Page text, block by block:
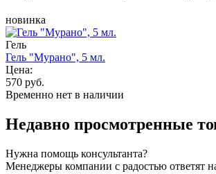
новинка
Гель
Гель "Мурано", 5 мл.
Цена:
570 руб.
Временно нет в наличии
Недавно просмотренные
Нужна помощь консультанта?
Менеджеры компании с радостью ответят